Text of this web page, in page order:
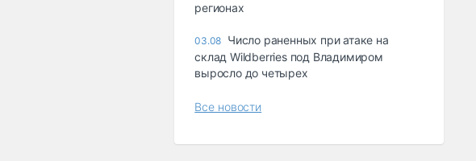
регионах
03.08 Число раненных при атаке на
склад Wildberries под Владимиром
выросло до четырех
Все новости